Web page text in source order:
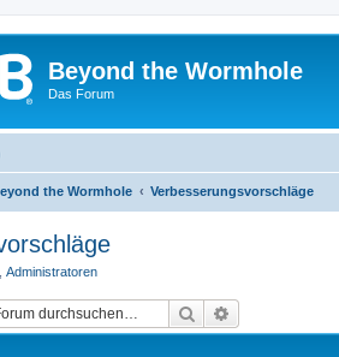
Beyond the Wormhole
Das Forum
the Wormhole Verbesserungsvorschläge
Administratoren
Suche